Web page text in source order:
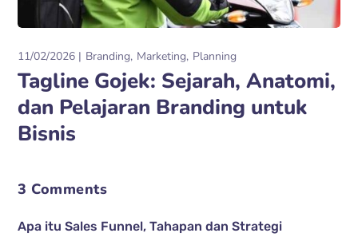
11/02/2026 Branding Marketing Planning
Tagline Gojek: Sejarah, Anatomi,
dan Pelajaran Branding untuk
Bisnis
3 Comments
Apa itu Sales Funnel, Tahapan dan Strategi